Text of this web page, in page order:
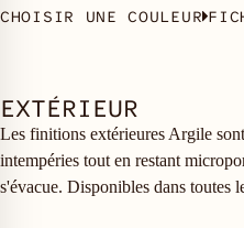
CHOISIR UNE COULEUR
EXTÉRIEUR
Les finitions extérieures Argile
intempéries tout en restant
s'évacue. Disponibles dans toutes